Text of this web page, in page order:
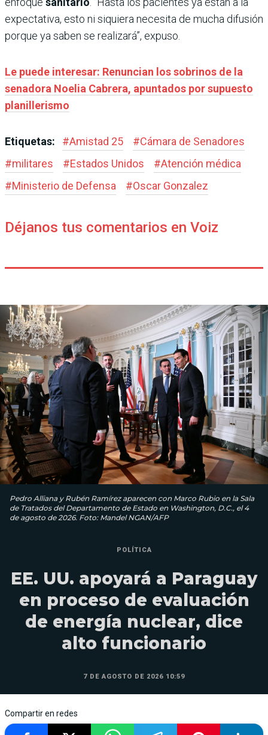
expectativa, esto ni siquiera necesita de mucha difusión
porque ya saben se realizará”, expuso.
Le puede interesar: Renuncian los sobrinos de la
senadora Noelia Cabrera, apuntados por supuesto
planillerismo
Etiquetas: #Amistad 25 #Cámara de Senadores
#militares #Estados Unidos #Atención médica
#Ministerio de Defensa #Oscar Gonzalez
Déjanos tus comentarios en Voiz
Pedro Alliana y Rubén Ramírez aparecen con Marco Rubio en la Sala
de Tratados del Departamento de Estado en Washington, D.C., el 4
de agosto de 2026. Foto: Mandel NGAN/AFP
POLÍTICA
EE. UU. apoyará a Paraguay
en proceso de evaluación
de energía nuclear, dice
alto funcionario
7 DE AGOSTO DE 2026 10:59
Compartir en redes